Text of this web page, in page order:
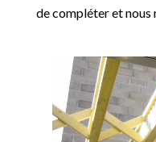
de compléter et